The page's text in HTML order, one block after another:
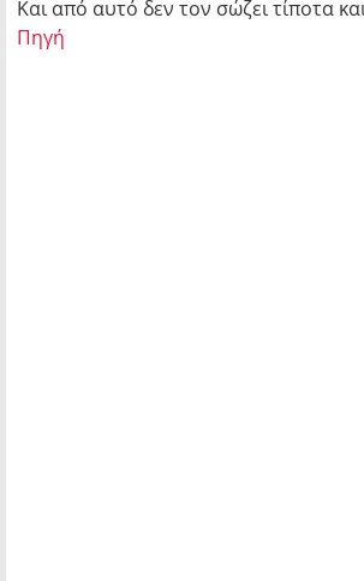
Και από αυτό δεν τον σώζει τίποτα
Πηγή